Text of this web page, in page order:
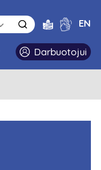
EN
Darbuotojui